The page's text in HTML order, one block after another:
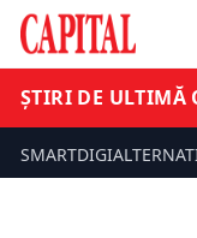
ȘTIRI DE ULTIMĂ
SMARTDIGI